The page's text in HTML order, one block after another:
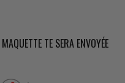
TE SERA ENVOYÉE